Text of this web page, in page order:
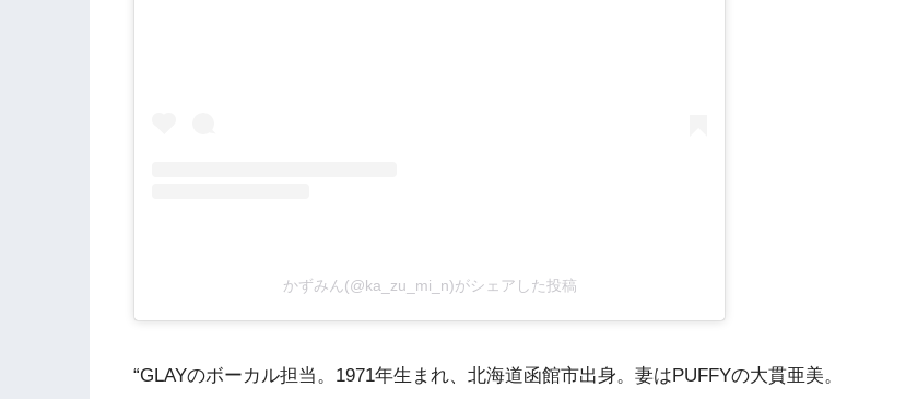
かずみん(@ka_zu_mi_n)がシェアした投稿
“GLAYのボーカル担当。1971年生まれ、北海道函館市出身。妻はPUFFYの大貫亜美。